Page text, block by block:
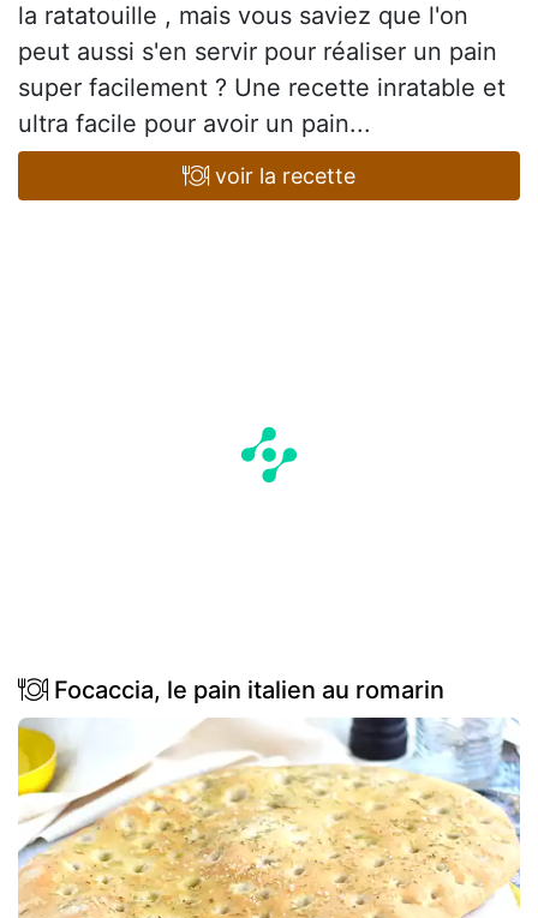
la ratatouille , mais vous saviez que l'on
peut aussi s'en servir pour réaliser un pain
super facilement ? Une recette inratable et
ultra facile pour avoir un pain...
voir la recette
Focaccia, le pain italien au romarin